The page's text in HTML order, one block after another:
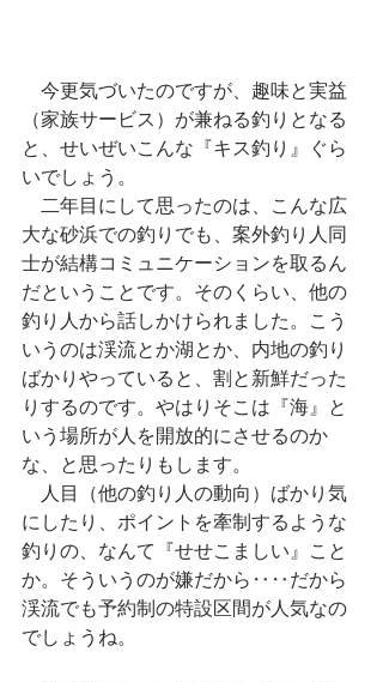
今更気づいたのですが、趣味と実益
（家族サービス）が兼ねる釣りとなる
と、せいぜいこんな『キス釣り』ぐら
いでしょう。
二年目にして思ったのは、こんな広
大な砂浜での釣りでも、案外釣り人同
士が結構コミュニケーションを取るん
だということです。そのくらい、他の
釣り人から話しかけられました。こう
いうのは渓流とか湖とか、内地の釣り
ばかりやっていると、割と新鮮だった
りするのです。やはりそこは『海』と
いう場所が人を開放的にさせるのか
な、と思ったりもします。
人目（他の釣り人の動向）ばかり気
にしたり、ポイントを牽制するような
釣りの、なんて『せせこましい』こと
か。そういうのが嫌だから‥‥だから
渓流でも予約制の特設区間が人気なの
でしょうね。